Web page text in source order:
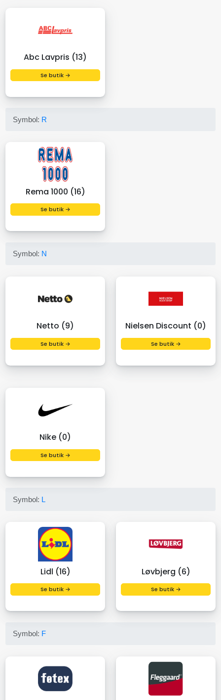
Abc Lavpris (13)
Se butik →
Symbol: R
Rema 1000 (16)
Se butik →
Symbol: N
Netto (9)
Se butik →
Nielsen Discount (0)
Se butik →
Nike (0)
Se butik →
Symbol: L
Lidl (16)
Se butik →
Løvbjerg (6)
Se butik →
Symbol: F